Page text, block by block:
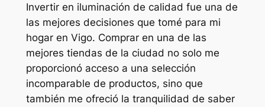
Invertir en iluminación de calidad fue una de
las mejores decisiones que tomé para mi
hogar en Vigo. Comprar en una de las
mejores tiendas de la ciudad no solo me
proporcionó acceso a una selección
incomparable de productos, sino que
también me ofreció la tranquilidad de saber